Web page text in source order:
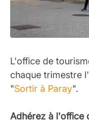
L'office de
chaque trimestre
"Sortir à Paray".
Adhérez à l'office